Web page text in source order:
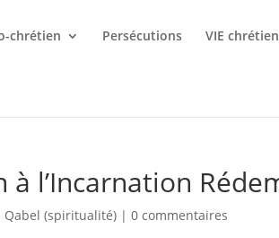
chrétien Persécutions VIE
à l’Incarnation
Qabel (spiritualité)| 0 commentaires